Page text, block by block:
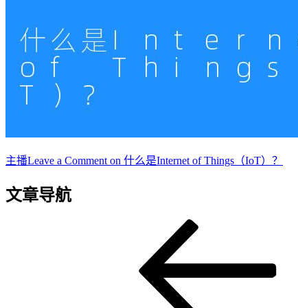
主播Leave a Comment on 什么是Internet of Things（IoT）？
文章导航